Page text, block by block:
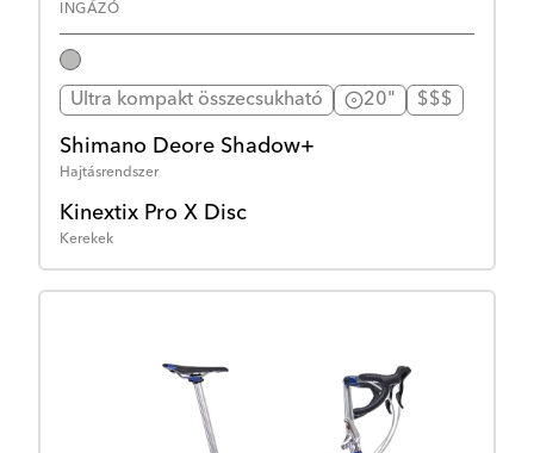
INGÁZÓ
Ultra kompakt összecsukható 20" $$$
Shimano Deore Shadow+
Hajtásrendszer
Kinextix Pro X Disc
Kerekek